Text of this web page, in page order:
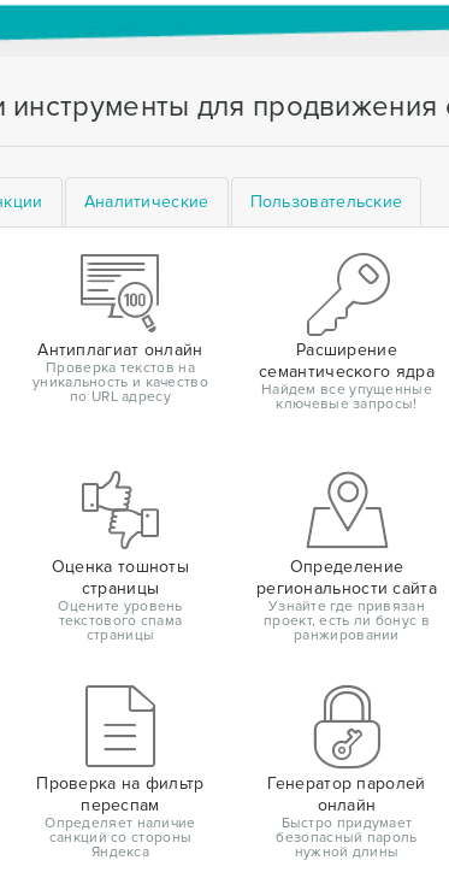
для продвижения
Аналитические Пользовательские
Антиплагиат онлайн
Проверка текстов на
уникальность и качество
по URL адресу
Расширение
семантического ядра
Найдем все упущенные
ключевые запросы!
Оценка тошноты
страницы
Оцените уровень
текстового спама
страницы
Определение
региональности сайта
Узнайте где привязан
проект, есть ли бонус в
ранжировании
Проверка на фильтр
переспам
Определяет наличие
санкций со стороны
Яндекса
Генератор паролей
онлайн
Быстро придумает
безопасный пароль
нужной длины